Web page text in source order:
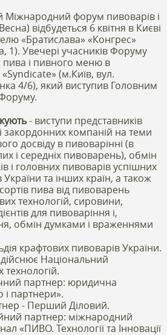
Міжнародний форум пивоварів і
відбудеться 6 квітня в Києві
«Братислава» «Конгрес»
1). Увечері учасників Форуму
пива і пивного меню в
(м.Київ, вул.
4/6), який виступив Головним
- виступи представників
закордонних компаній на теми
досвіду в пивоварінні (в
і середніх пивоварень), обмін
і головних пивоварів успішних
та інших країн, а також
пива від пивоварень
технологій, сировини,
для пивоваріння і,
обмін думками і враженнями
крафтових пивоварів України.
Національний
технологій.
партнер: юридична
і партнери».
- Перший Діловий.
партнер: міжнародний
«ПИВО. Технології та Інновації